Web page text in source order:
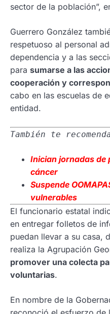
sector de la población”,
Guerrero González
respetuoso al personal
dependencia y a las
para sumarse a las
cooperación y
cabo en las escuelas de
entidad.
También te
Inician jornadas de
cáncer
Suspende
vulnerables
El funcionario estatal
en entregar folletos de
puedan llevar a su casa,
realiza la Agrupación
promover una colecta
voluntarias.
En nombre de la